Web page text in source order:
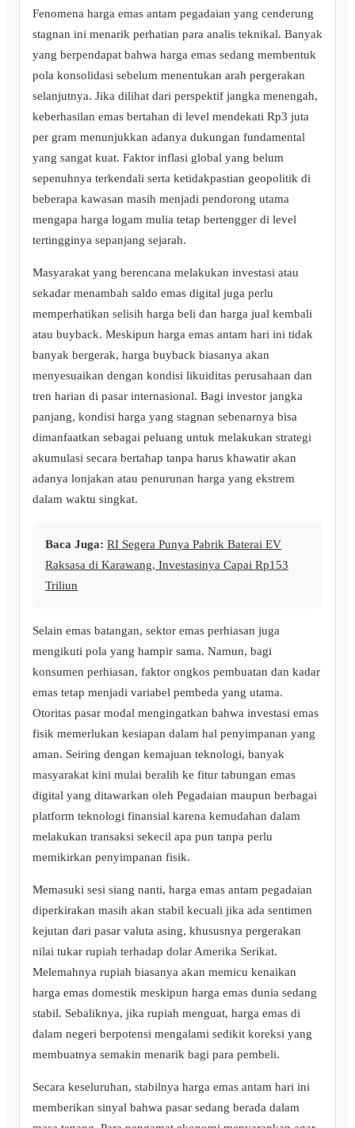
Fenomena harga emas antam pegadaian yang cenderung
stagnan ini menarik perhatian para analis teknikal. Banyak
yang berpendapat bahwa harga emas sedang membentuk
pola konsolidasi sebelum menentukan arah pergerakan
selanjutnya. Jika dilihat dari perspektif jangka menengah,
keberhasilan emas bertahan di level mendekati Rp3 juta
per gram menunjukkan adanya dukungan fundamental
yang sangat kuat. Faktor inflasi global yang belum
sepenuhnya terkendali serta ketidakpastian geopolitik di
beberapa kawasan masih menjadi pendorong utama
mengapa harga logam mulia tetap bertengger di level
tertingginya sepanjang sejarah.
Masyarakat yang berencana melakukan investasi atau
sekadar menambah saldo emas digital juga perlu
memperhatikan selisih harga beli dan harga jual kembali
atau buyback. Meskipun harga emas antam hari ini tidak
banyak bergerak, harga buyback biasanya akan
menyesuaikan dengan kondisi likuiditas perusahaan dan
tren harian di pasar internasional. Bagi investor jangka
panjang, kondisi harga yang stagnan sebenarnya bisa
dimanfaatkan sebagai peluang untuk melakukan strategi
akumulasi secara bertahap tanpa harus khawatir akan
adanya lonjakan atau penurunan harga yang ekstrem
dalam waktu singkat.
Baca Juga: RI Segera Punya Pabrik Baterai EV
Raksasa di Karawang, Investasinya Capai Rp153
Triliun
Selain emas batangan, sektor emas perhiasan juga
mengikuti pola yang hampir sama. Namun, bagi
konsumen perhiasan, faktor ongkos pembuatan dan kadar
emas tetap menjadi variabel pembeda yang utama.
Otoritas pasar modal mengingatkan bahwa investasi emas
fisik memerlukan kesiapan dalam hal penyimpanan yang
aman. Seiring dengan kemajuan teknologi, banyak
masyarakat kini mulai beralih ke fitur tabungan emas
digital yang ditawarkan oleh Pegadaian maupun berbagai
platform teknologi finansial karena kemudahan dalam
melakukan transaksi sekecil apa pun tanpa perlu
memikirkan penyimpanan fisik.
Memasuki sesi siang nanti, harga emas antam pegadaian
diperkirakan masih akan stabil kecuali jika ada sentimen
kejutan dari pasar valuta asing, khususnya pergerakan
nilai tukar rupiah terhadap dolar Amerika Serikat.
Melemahnya rupiah biasanya akan memicu kenaikan
harga emas domestik meskipun harga emas dunia sedang
stabil. Sebaliknya, jika rupiah menguat, harga emas di
dalam negeri berpotensi mengalami sedikit koreksi yang
membuatnya semakin menarik bagi para pembeli.
Secara keseluruhan, stabilnya harga emas antam hari ini
memberikan sinyal bahwa pasar sedang berada dalam